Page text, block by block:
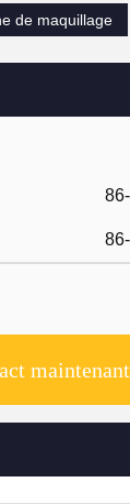
maintenant
de maquillage